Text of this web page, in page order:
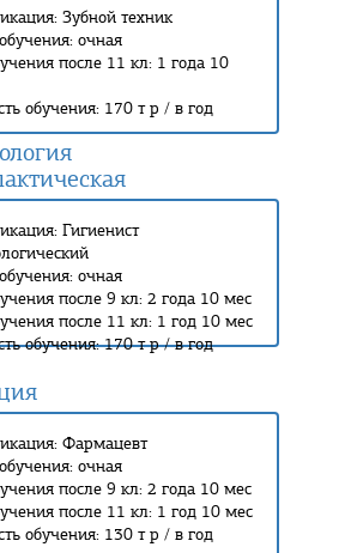
Зубной техник
очная
после 11 кл: 1 года 10
обучения: 170 т р / в год
Гигиенист
очная
после 9 кл: 2 года 10 мес
после 11 кл: 1 год 10 мес
обучения: 170 т р / в год
Фармацевт
очная
после 9 кл: 2 года 10 мес
после 11 кл: 1 год 10 мес
обучения: 130 т р / в год